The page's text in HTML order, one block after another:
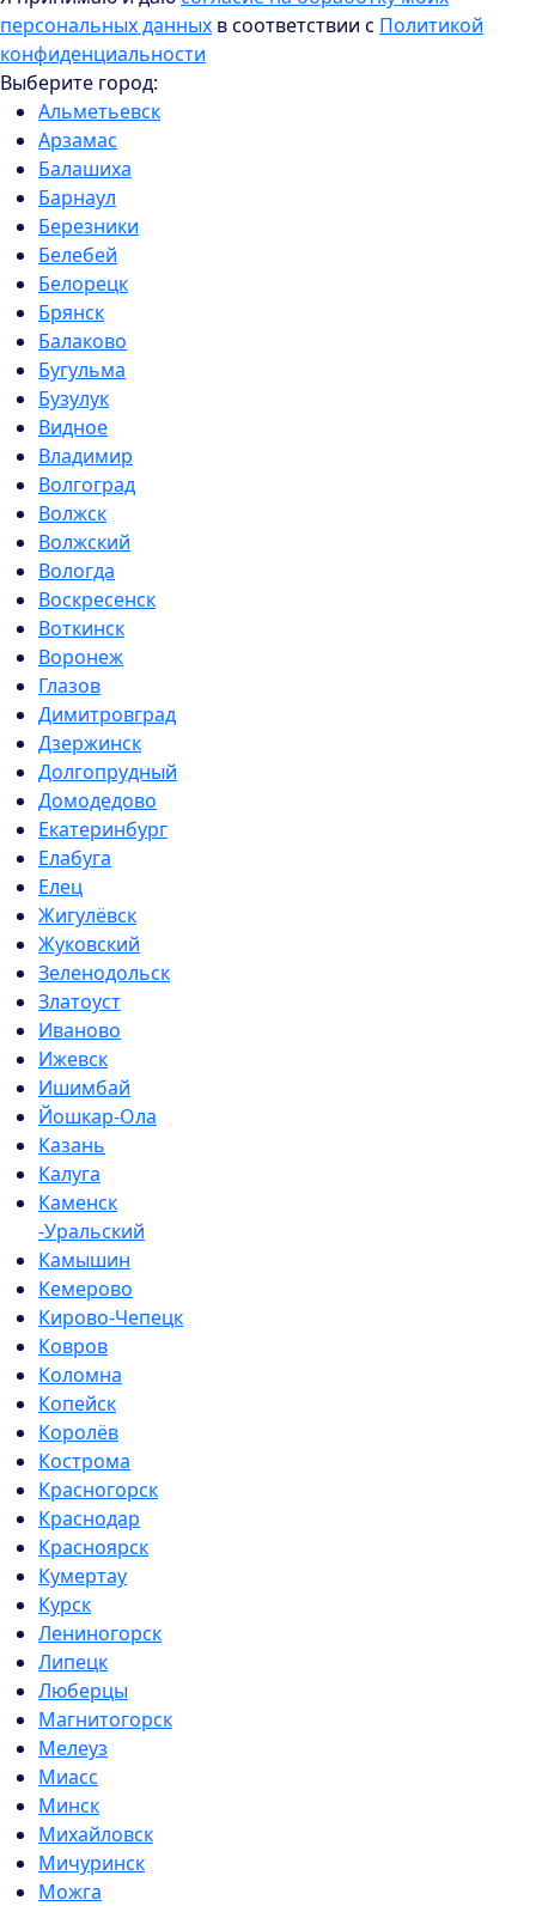
персональных данных в соответствии с Политикой
конфиденциальности
Выберите город:
Альметьевск
Арзамас
Балашиха
Барнаул
Березники
Белебей
Белорецк
Брянск
Балаково
Бугульма
Бузулук
Видное
Владимир
Волгоград
Волжск
Волжский
Вологда
Воскресенск
Воткинск
Воронеж
Глазов
Димитровград
Дзержинск
Долгопрудный
Домодедово
Екатеринбург
Елабуга
Елец
Жигулёвск
Жуковский
Зеленодольск
Златоуст
Иваново
Ижевск
Ишимбай
Йошкар-Ола
Казань
Калуга
Каменск
-Уральский
Камышин
Кемерово
Кирово-Чепецк
Ковров
Коломна
Копейск
Королёв
Кострома
Красногорск
Краснодар
Красноярск
Кумертау
Курск
Лениногорск
Липецк
Люберцы
Магнитогорск
Мелеуз
Миасс
Минск
Михайловск
Мичуринск
Можга